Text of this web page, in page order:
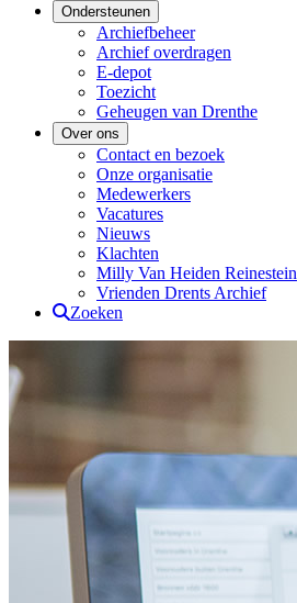
Ondersteunen
Archiefbeheer
Archief overdragen
E-depot
Toezicht
Geheugen van Drenthe
Over ons
Contact en bezoek
Onze organisatie
Medewerkers
Vacatures
Nieuws
Klachten
Milly Van Heiden Reinestein
Vrienden Drents Archief
Zoeken
Drents Archief